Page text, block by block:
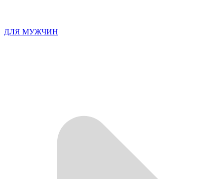
ДЛЯ МУЖЧИН